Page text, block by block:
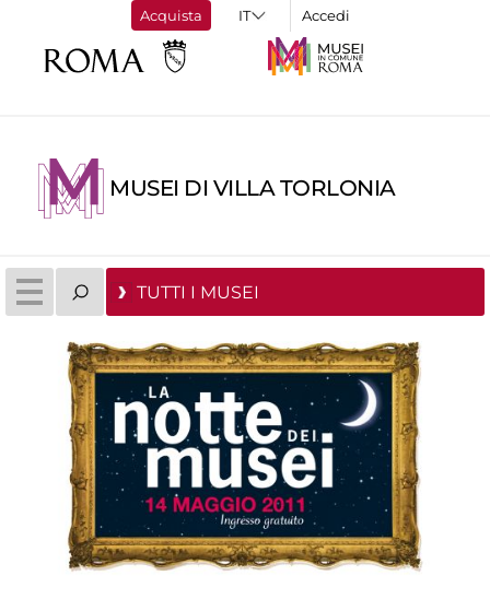
Acquista Accedi
MUSEI DI VILLA TORLONIA
TUTTI I MUSEI